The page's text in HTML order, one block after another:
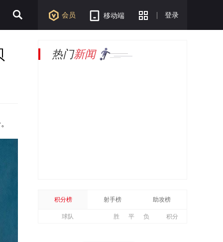
会员 移动端 登录
热门新闻
积分榜 射手榜 助攻榜
球队 胜 平 负 积分